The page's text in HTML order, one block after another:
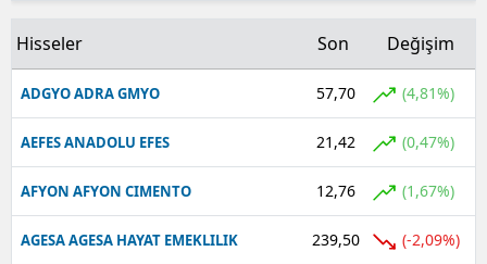
Hisseler Son Değişim
ADGYO ADRA GMYO 57,70 (4,81%)
AEFES ANADOLU EFES 21,42 (0,47%)
AFYON AFYON CIMENTO 12,76 (1,67%)
AGESA AGESA HAYAT EMEKLILIK 239,50 (-2,09%)